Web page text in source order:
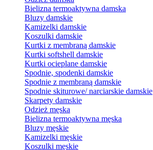
Bielizna termoaktywna damska
Bluzy damskie
Kamizelki damskie
Koszulki damskie
Kurtki z membraną damskie
Kurtki softshell damskie
Kurtki ocieplane damskie
Spodnie, spodenki damskie
Spodnie z membraną damskie
Spodnie skiturowe/ narciarskie damskie
Skarpety damskie
Odzież męska
Bielizna termoaktywna męska
Bluzy męskie
Kamizelki męskie
Koszulki męskie